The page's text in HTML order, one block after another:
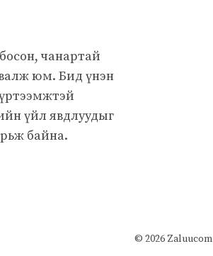
чанартай
юм. Бид үнэн
үйл явдлуудыг
байна.
© 2026